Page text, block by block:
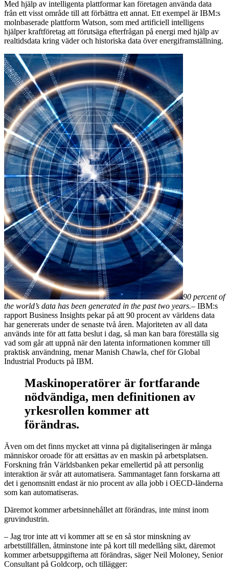
Med hjälp av intelligenta plattformar kan företagen använda data
från ett visst område till att förbättra ett annat. Ett exempel är IBM:s
molnbaserade plattform Watson, som med artificiell intelligens
hjälper kraftföretag att förutsäga efterfrågan på energi med hjälp av
realtidsdata kring väder och historiska data över energiframställning.
90 percent of
the world’s data has been generated in the past two years.– IBM:s
rapport Business Insights pekar på att 90 procent av världens data
har genererats under de senaste två åren. Majoriteten av all data
används inte för att fatta beslut i dag, så man kan bara föreställa sig
vad som går att uppnå när den latenta informationen kommer till
praktisk användning, menar Manish Chawla, chef för Global
Industrial Products på IBM.
Maskinoperatörer är fortfarande
nödvändiga, men definitionen av
yrkesrollen kommer att
förändras.
Även om det finns mycket att vinna på digitaliseringen är många
människor oroade för att ersättas av en maskin på arbetsplatsen.
Forskning från Världsbanken pekar emellertid på att personlig
interaktion är svår att automatisera. Sammantaget fann forskarna att
det i genomsnitt endast är nio procent av alla jobb i OECD-länderna
som kan automatiseras.
Däremot kommer arbetsinnehållet att förändras, inte minst inom
gruvindustrin.
– Jag tror inte att vi kommer att se en så stor minskning av
arbetstillfällen, åtminstone inte på kort till medellång sikt, däremot
kommer arbetsuppgifterna att förändras, säger Neil Moloney, Senior
Consultant på Goldcorp, och tillägger: